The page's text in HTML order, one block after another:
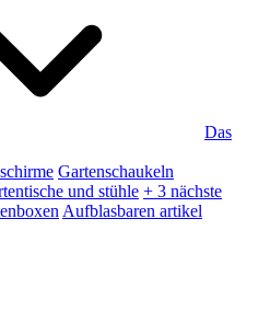
Das
Gartenschaukeln
und stühle + 3 nächste
Aufblasbaren artikel